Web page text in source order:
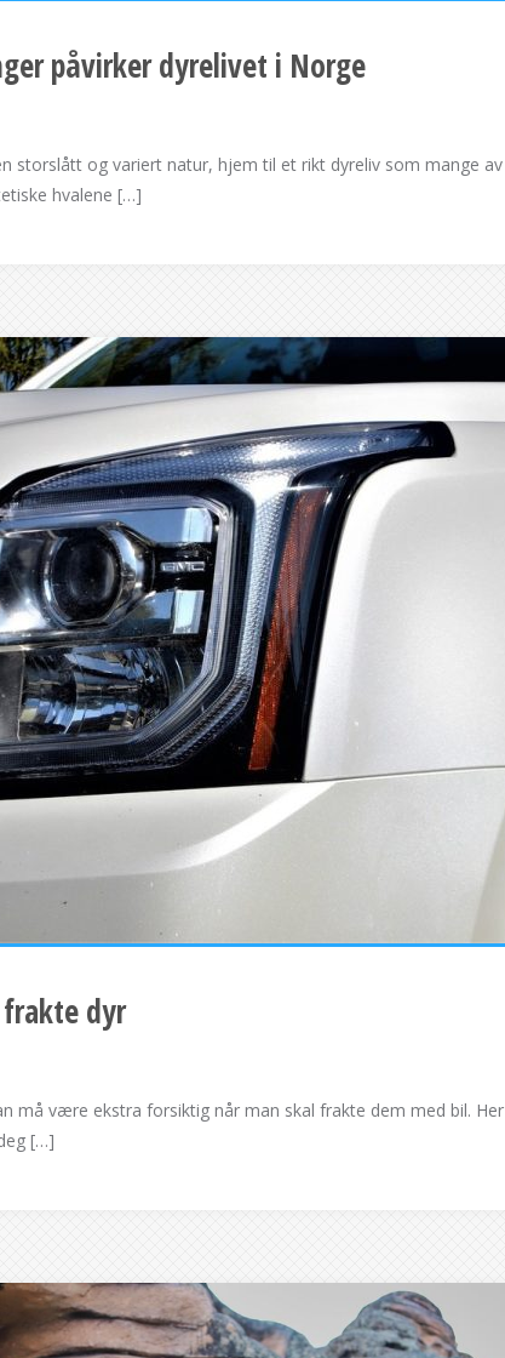
påvirker dyrelivet i Norge
storslått og variert natur, hjem til et rikt dyreliv som mange
hvalene […]
dyr
må være ekstra forsiktig når man skal frakte dem med bil.
[…]